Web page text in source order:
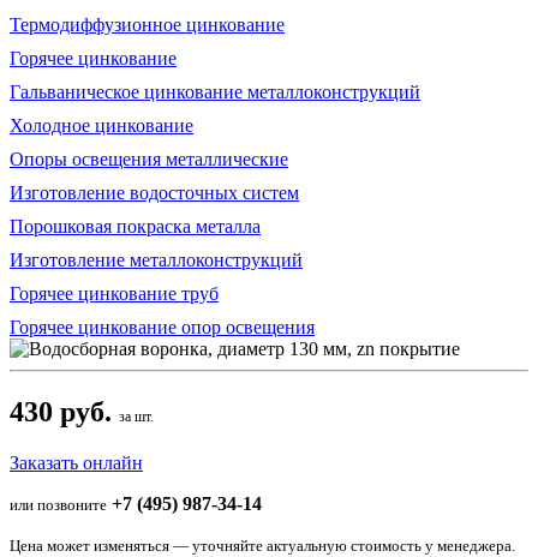
Термодиффузионное цинкование
Горячее цинкование
Гальваническое цинкование металлоконструкций
Холодное цинкование
Опоры освещения металлические
Изготовление водосточных систем
Порошковая покраска металла
Изготовление металлоконструкций
Горячее цинкование труб
Горячее цинкование опор освещения
430 руб. за шт.
Заказать онлайн
или позвоните +7 (495) 987-34-14
Цена может изменяться — уточняйте актуальную стоимость у менеджера.